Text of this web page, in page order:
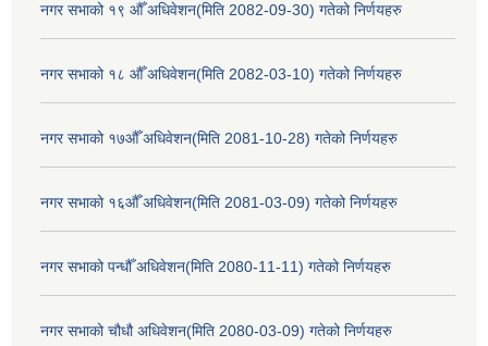
नगर सभाको १९ औँ अधिवेशन(मिति 2082-09-30) गतेको निर्णयहरु
नगर सभाको १८ औँ अधिवेशन(मिति 2082-03-10) गतेको निर्णयहरु
नगर सभाको १७औँ अधिवेशन(मिति 2081-10-28) गतेको निर्णयहरु
नगर सभाको १६औँ अधिवेशन(मिति 2081-03-09) गतेको निर्णयहरु
नगर सभाको पन्धौँ अधिवेशन(मिति 2080-11-11) गतेको निर्णयहरु
नगर सभाको चौधौ अधिवेशन(मिति 2080-03-09) गतेको निर्णयहरु